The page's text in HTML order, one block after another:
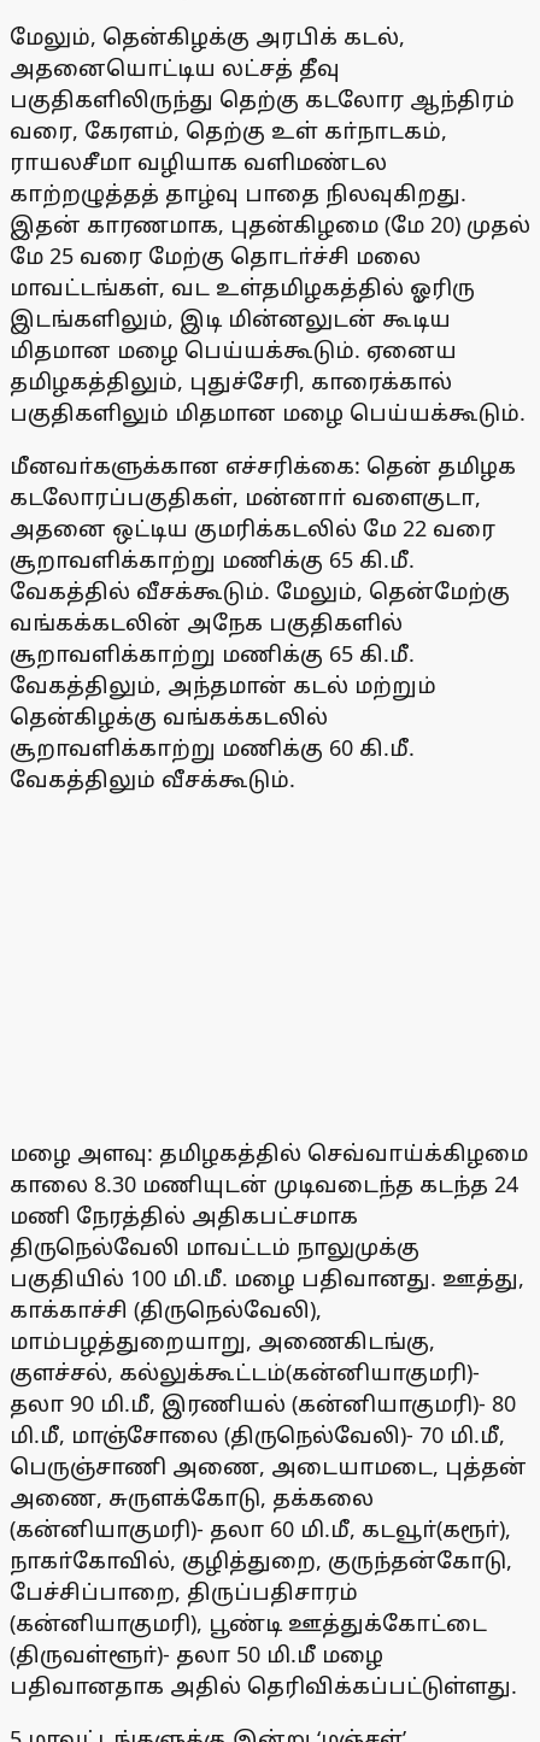
மேலும், தென்கிழக்கு அரபிக் கடல்,
அதனையொட்டிய லட்சத் தீவு
பகுதிகளிலிருந்து தெற்கு கடலோர ஆந்திரம்
வரை, கேரளம், தெற்கு உள் கா்நாடகம்,
ராயலசீமா வழியாக வளிமண்டல
காற்றழுத்தத் தாழ்வு பாதை நிலவுகிறது.
இதன் காரணமாக, புதன்கிழமை (மே 20) முதல்
மே 25 வரை மேற்கு தொடா்ச்சி மலை
மாவட்டங்கள், வட உள்தமிழகத்தில் ஓரிரு
இடங்களிலும், இடி மின்னலுடன் கூடிய
மிதமான மழை பெய்யக்கூடும். ஏனைய
தமிழகத்திலும், புதுச்சேரி, காரைக்கால்
பகுதிகளிலும் மிதமான மழை பெய்யக்கூடும்.
மீனவா்களுக்கான எச்சரிக்கை: தென் தமிழக
கடலோரப்பகுதிகள், மன்னாா் வளைகுடா,
அதனை ஒட்டிய குமரிக்கடலில் மே 22 வரை
சூறாவளிக்காற்று மணிக்கு 65 கி.மீ.
வேகத்தில் வீசக்கூடும். மேலும், தென்மேற்கு
வங்கக்கடலின் அநேக பகுதிகளில்
சூறாவளிக்காற்று மணிக்கு 65 கி.மீ.
வேகத்திலும், அந்தமான் கடல் மற்றும்
தென்கிழக்கு வங்கக்கடலில்
சூறாவளிக்காற்று மணிக்கு 60 கி.மீ.
வேகத்திலும் வீசக்கூடும்.
மழை அளவு: தமிழகத்தில் செவ்வாய்க்கிழமை
காலை 8.30 மணியுடன் முடிவடைந்த கடந்த 24
மணி நேரத்தில் அதிகபட்சமாக
திருநெல்வேலி மாவட்டம் நாலுமுக்கு
பகுதியில் 100 மி.மீ. மழை பதிவானது. ஊத்து,
காக்காச்சி (திருநெல்வேலி),
மாம்பழத்துறையாறு, அணைகிடங்கு,
குளச்சல், கல்லுக்கூட்டம்(கன்னியாகுமரி)-
தலா 90 மி.மீ, இரணியல் (கன்னியாகுமரி)- 80
மி.மீ, மாஞ்சோலை (திருநெல்வேலி)- 70 மி.மீ,
பெருஞ்சாணி அணை, அடையாமடை, புத்தன்
அணை, சுருளக்கோடு, தக்கலை
(கன்னியாகுமரி)- தலா 60 மி.மீ, கடவூா்(கரூா்),
நாகா்கோவில், குழித்துறை, குருந்தன்கோடு,
பேச்சிப்பாறை, திருப்பதிசாரம்
(கன்னியாகுமரி), பூண்டி ஊத்துக்கோட்டை
(திருவள்ளூா்)- தலா 50 மி.மீ மழை
பதிவானதாக அதில் தெரிவிக்கப்பட்டுள்ளது.